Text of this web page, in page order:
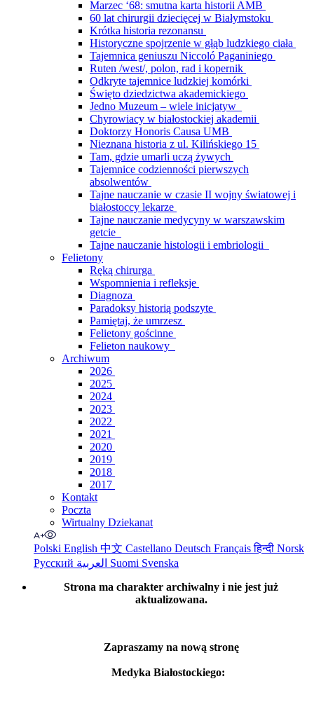
Marzec ‘68: smutna karta historii AMB
60 lat chirurgii dziecięcej w Białymstoku
Krótka historia rezonansu
Historyczne spojrzenie w głąb ludzkiego ciała
Tajemnica geniuszu Niccoló Paganiniego
Ruten /west/, polon, rad i kopernik
Odkryte tajemnice ludzkiej komórki
Święto dziedzictwa akademickiego
Jedno Muzeum – wiele inicjatyw
Chyrowiacy w białostockiej akademii
Doktorzy Honoris Causa UMB
Nieznana historia z ul. Kilińskiego 15
Tam, gdzie umarli uczą żywych
Tajemnice codzienności pierwszych
absolwentów
Tajne nauczanie w czasie II wojny światowej i
białostoccy lekarze
Tajne nauczanie medycyny w warszawskim
getcie
Tajne nauczanie histologii i embriologii
Felietony
Ręką chirurga
Wspomnienia i refleksje
Diagnoza
Paradoksy historią podszyte
Pamiętaj, że umrzesz
Felietony gościnne
Felieton naukowy
Archiwum
2026
2025
2024
2023
2022
2021
2020
2019
2018
2017
Kontakt
Poczta
Wirtualny Dziekanat
Polski English 中文 Castellano Deutsch Françaisहिन्दी Norsk
Русский
Suomi Svenska
Strona ma charakter archiwalny i nie jest już
aktualizowana.
Zapraszamy na nową stronę
Medyka Białostockiego: